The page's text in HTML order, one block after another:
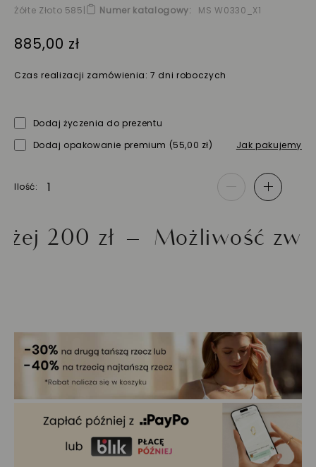
Żółte Złoto 585| Numer katalogowy MS W0330_X1
885,00 zł
Czas realizacji zamówienia: 7 dni roboczych
Dodaj życzenia do prezentu
Dodaj opakowanie premium (55,00 zł) Jak pakujemy
Ilość - +
zł Możliwość zwrotu